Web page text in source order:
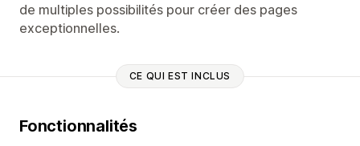
de multiples possibilités pour créer des pages
exceptionnelles.
CE QUI EST INCLUS
Fonctionnalités